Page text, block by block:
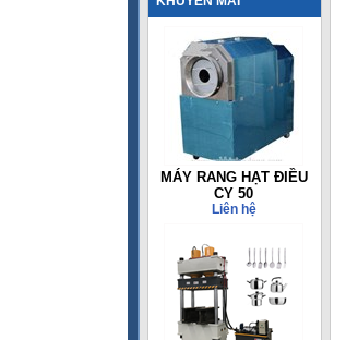
MÁY RANG HẠT ĐIỀU
CY 50
Liên hệ